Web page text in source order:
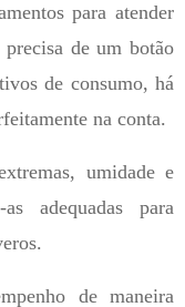
para atender
precisa de um botão
de consumo, há
na conta.
umidade e
adequadas para
de maneira